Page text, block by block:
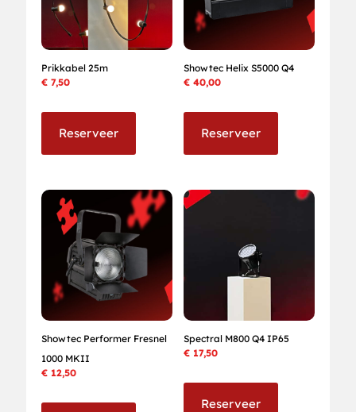
Prikkabel 25m
€ 7,50
Reserveer
Showtec Helix S5000 Q4
€40,00
Reserveer
Showtec Performer Fresnel
1000 MKII
€ 12,50
Spectral M800 Q4 IP65
€17,50
Reserveer